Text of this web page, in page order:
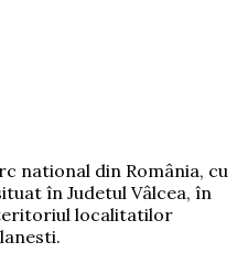
national din România, cu
în Judetul Vâlcea, în
localitatilor